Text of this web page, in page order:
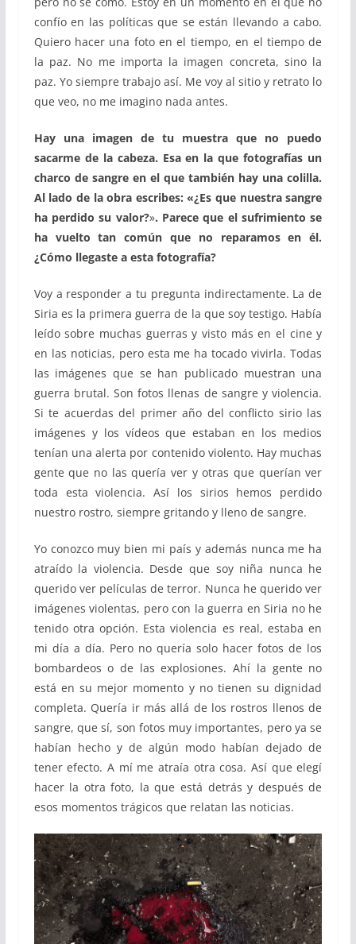
confío en las políticas que se están llevando a cabo.
Quiero hacer una foto en el tiempo, en el tiempo de
la paz. No me importa la imagen concreta, sino la
paz. Yo siempre trabajo así. Me voy al sitio y retrato lo
que veo, no me imagino nada antes.
Hay una imagen de tu muestra que no puedo
sacarme de la cabeza. Esa en la que fotografías un
charco de sangre en el que también hay una colilla.
Al lado de la obra escribes: «¿Es que nuestra sangre
ha perdido su valor?». Parece que el sufrimiento se
ha vuelto tan común que no reparamos en él.
¿Cómo llegaste a esta fotografía?
Voy a responder a tu pregunta indirectamente. La de
Siria es la primera guerra de la que soy testigo. Había
leído sobre muchas guerras y visto más en el cine y
en las noticias, pero esta me ha tocado vivirla. Todas
las imágenes que se han publicado muestran una
guerra brutal. Son fotos llenas de sangre y violencia.
Si te acuerdas del primer año del conflicto sirio las
imágenes y los vídeos que estaban en los medios
tenían una alerta por contenido violento. Hay muchas
gente que no las quería ver y otras que querían ver
toda esta violencia. Así los sirios hemos perdido
nuestro rostro, siempre gritando y lleno de sangre.
Yo conozco muy bien mi país y además nunca me ha
atraído la violencia. Desde que soy niña nunca he
querido ver películas de terror. Nunca he querido ver
imágenes violentas, pero con la guerra en Siria no he
tenido otra opción. Esta violencia es real, estaba en
mi día a día. Pero no quería solo hacer fotos de los
bombardeos o de las explosiones. Ahí la gente no
está en su mejor momento y no tienen su dignidad
completa. Quería ir más allá de los rostros llenos de
sangre, que sí, son fotos muy importantes, pero ya se
habían hecho y de algún modo habían dejado de
tener efecto. A mí me atraía otra cosa. Así que elegí
hacer la otra foto, la que está detrás y después de
esos momentos trágicos que relatan las noticias.